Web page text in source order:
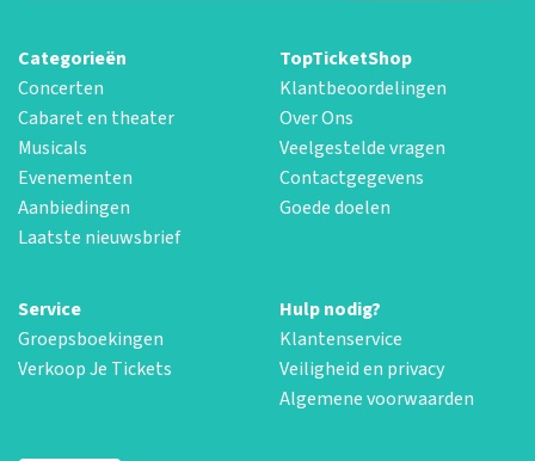
Categorieën
Concerten
Cabaret en theater
Musicals
Evenementen
Aanbiedingen
Laatste nieuwsbrief
TopTicketShop
Klantbeoordelingen
Over Ons
Veelgestelde vragen
Contactgegevens
Goede doelen
Service
Groepsboekingen
Verkoop Je Tickets
Hulp nodig?
Klantenservice
Veiligheid en privacy
Algemene voorwaarden